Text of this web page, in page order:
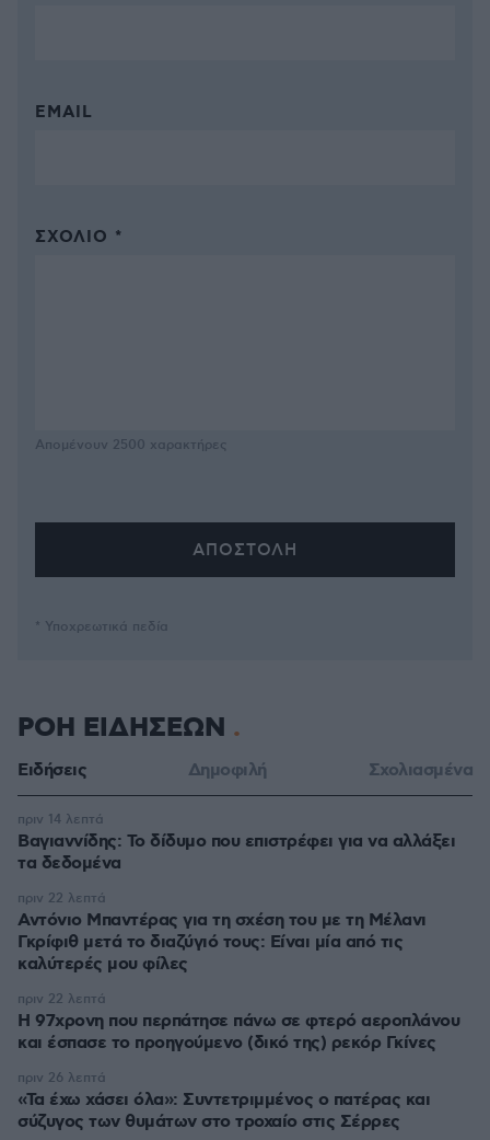
EMAIL
ΣΧΌΛΙΟ *
Απομένουν 2500 χαρακτήρες
* Υποχρεωτικά πεδία
ΡΟΗ ΕΙΔΗΣΕΩΝ
Ειδήσεις Δημοφιλή Σχολιασμένα
Βαγιαννίδης: Το δίδυμο που επιστρέφει για να αλλάξει
τα δεδομένα
πριν 14 λεπτά
Αντόνιο Μπαντέρας για τη σχέση του με τη Μέλανι
Γκρίφιθ μετά το διαζύγιό τους: Είναι μία από τις
καλύτερές μου φίλες
πριν 22 λεπτά
Η 97χρονη που περπάτησε πάνω σε φτερό αεροπλάνου
και έσπασε το προηγούμενο (δικό της) ρεκόρ Γκίνες
πριν 22 λεπτά
«Τα έχω χάσει όλα»: Συντετριμμένος ο πατέρας και
σύζυγος των θυμάτων στο τροχαίο στις Σέρρες
πριν 26 λεπτά